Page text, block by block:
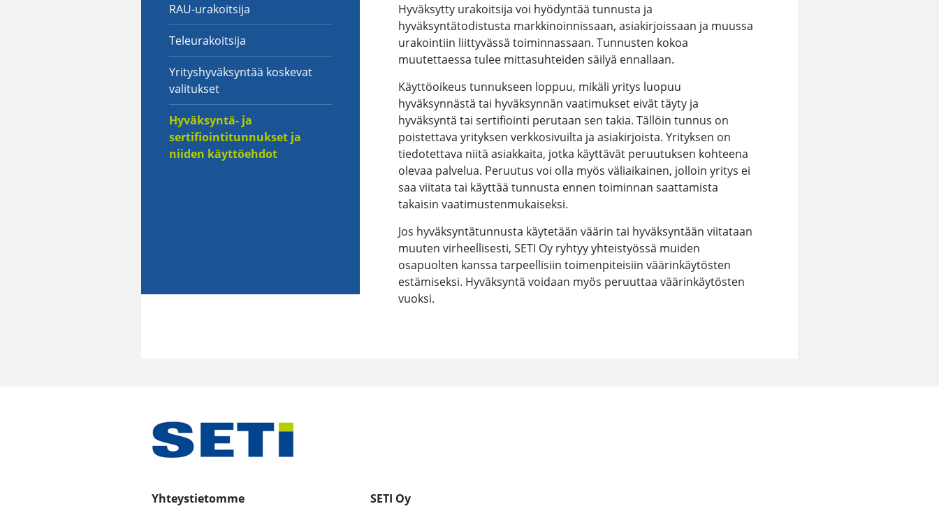
RAU-urakoitsija
Teleurakoitsija
Yrityshyväksyntää koskevat
valitukset
Hyväksyntä- ja
sertifiointitunnukset ja
niiden käyttöehdot
Hyväksytty urakoitsija voi hyödyntää tunnusta ja
hyväksyntätodistusta markkinoinnissaan, asiakirjoissaan ja muussa
urakointiin liittyvässä toiminnassaan. Tunnusten kokoa
muutettaessa tulee mittasuhteiden säilyä ennallaan.
Käyttöoikeus tunnukseen loppuu, mikäli yritys luopuu
hyväksynnästä tai hyväksynnän vaatimukset eivät täyty ja
hyväksyntä tai sertifiointi perutaan sen takia. Tällöin tunnus on
poistettava yrityksen verkkosivuilta ja asiakirjoista. Yrityksen on
tiedotettava niitä asiakkaita, jotka käyttävät peruutuksen kohteena
olevaa palvelua. Peruutus voi olla myös väliaikainen, jolloin yritys ei
saa viitata tai käyttää tunnusta ennen toiminnan saattamista
takaisin vaatimustenmukaiseksi.
Jos hyväksyntätunnusta käytetään väärin tai hyväksyntään viitataan
muuten virheellisesti, SETI Oy ryhtyy yhteistyössä muiden
osapuolten kanssa tarpeellisiin toimenpiteisiin väärinkäytösten
estämiseksi. Hyväksyntä voidaan myös peruuttaa väärinkäytösten
vuoksi.
Yhteystietomme
SETI Oy